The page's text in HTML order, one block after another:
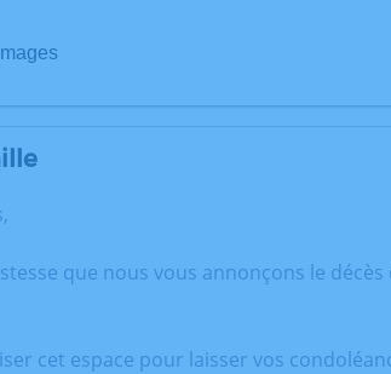
que nous vous annonçons le
cet espace pour laisser vos